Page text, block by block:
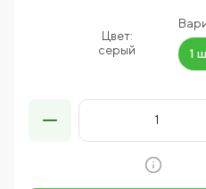
Цвет:
серый
1